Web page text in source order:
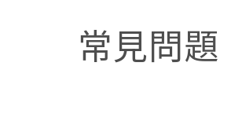
常見問題